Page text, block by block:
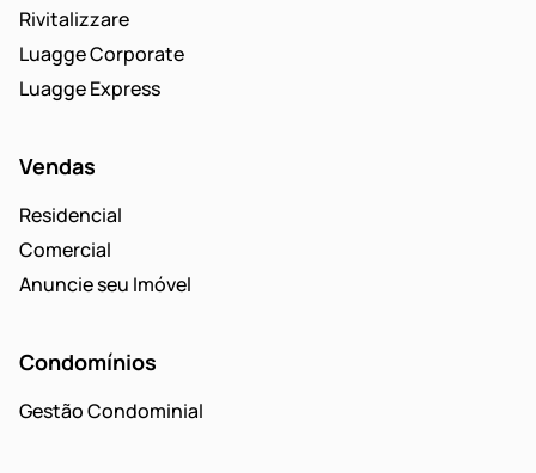
Rivitalizzare
Luagge Corporate
Luagge Express
Vendas
Residencial
Comercial
Anuncie seu Imóvel
Condomínios
Gestão Condominial